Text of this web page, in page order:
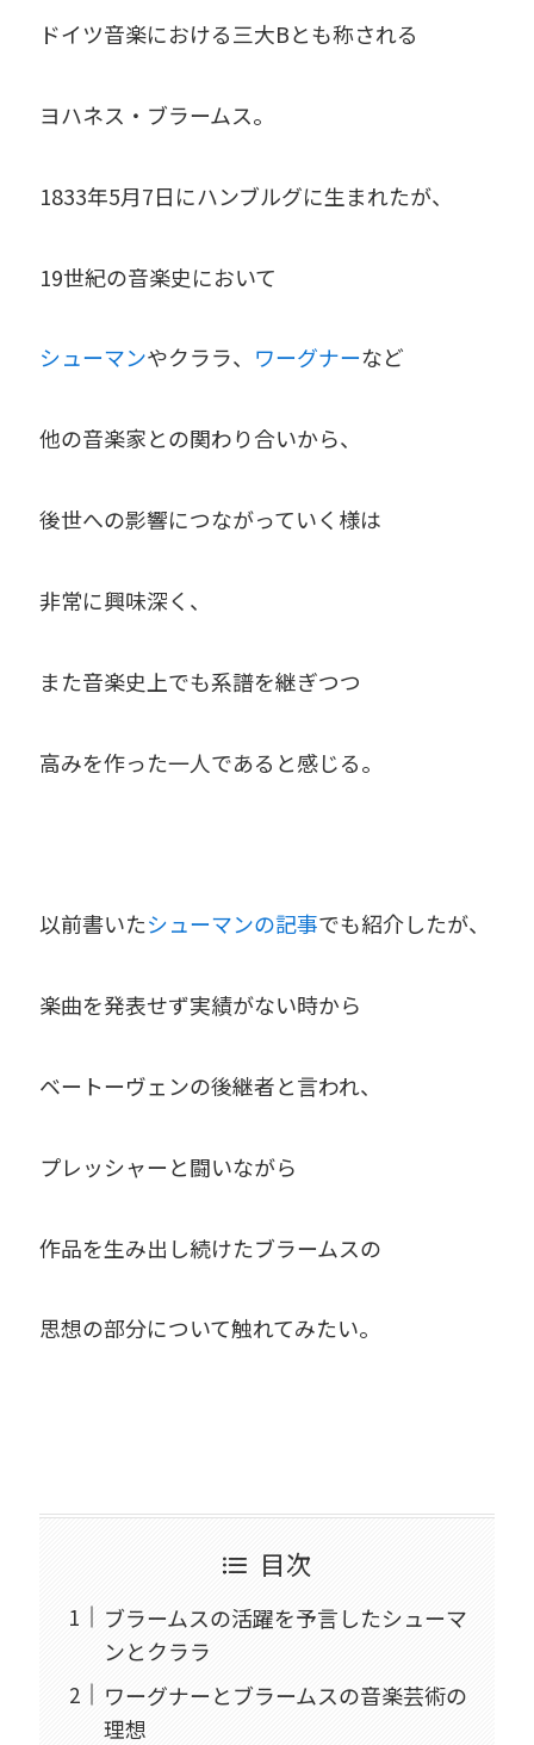
ドイツ音楽における三大Bとも称される
ヨハネス・ブラームス。
1833年5月7日にハンブルグに生まれたが、
19世紀の音楽史において
シューマンやクララ、 ワーグナーなど
他の音楽家との関わり合いから、
後世への影響につながっていく様は
非常に興味深く、
また音楽史上でも系譜を継ぎつつ
高みを作った一人であると感じる。
以前書いたシューマンの記事でも紹介したが、
楽曲を発表せず実績がない時から
ベートーヴェンの後継者と言われ、
プレッシャーと闘いながら
作品を生み出し続けたブラームスの
思想の部分について触れてみたい。
目次
ブラームスの活躍を予言したシューマ
ンとクララ
ワーグナーとブラームスの音楽芸術の
理想